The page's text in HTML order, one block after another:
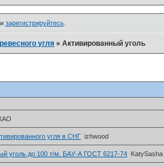
зарегистрируйтесь.
угля »Активированный уголь
угля в СНГ izhwood
уголь до 100 т/м. БАУ-А ГОСТ 6217-74 KatySasha